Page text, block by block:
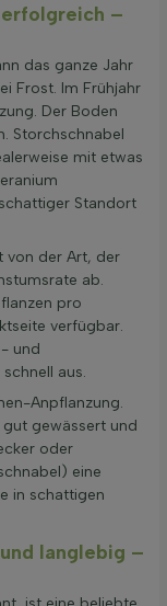
–
das ganze Jahr
Frost. Im Frühjahr
Der Boden
Storchschnabel
mit etwas
Standort
von der Art, der
ab.
pro
verfügbar.
und
aus.
Anpflanzung.
gewässert und
oder
eine
in schattigen
langlebig –